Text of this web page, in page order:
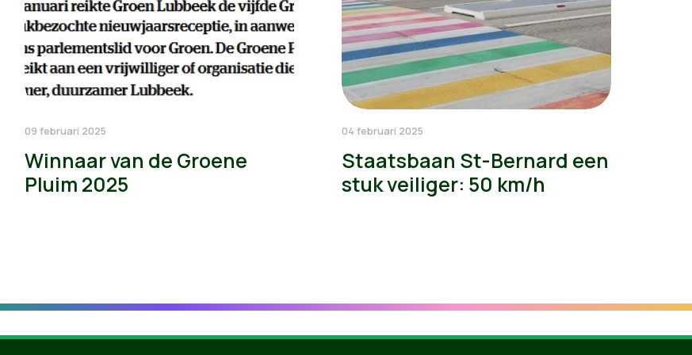
09 februari 2025
Winnaar van de Groene
Pluim 2025
04 februari 2025
Staatsbaan St-Bernard een
stuk veiliger: 50 km/h